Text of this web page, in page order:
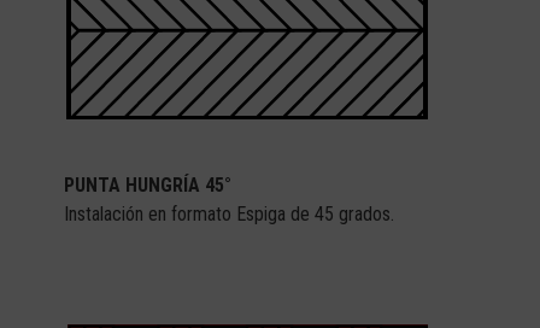
PUNTA HUNGRÍA 45°
Instalación en formato Espiga de 45 grados.